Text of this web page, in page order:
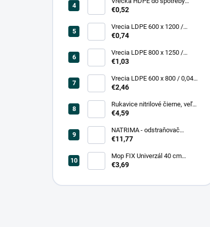
300x400/0,007, číre, (50 ks =
€0,52
Vrecia LDPE 600 x 1200 /
0,200, transparent (25 ks)
€0,74
Vrecia LDPE 800 x 1250 /
0,20, čierna (25 ks = bal)
€1,03
Vrecia LDPE 600 x 800 / 0,04,
biele (25 ks = rol)
€2,46
Rukavice nitrilové čierne, veľ.
L (100 ks = box)
€4,59
NATRIMA - odstraňovač
starých náterov (0,75 L = bal)
€11,77
Mop FIX Univerzál 40 cm
bavlnený Fmix
€3,69